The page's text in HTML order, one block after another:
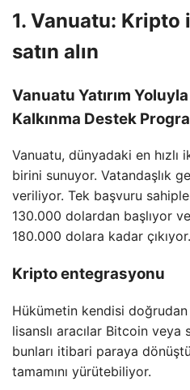
1. Vanuatu: Kripto
satın alın
Vanuatu Yatırım
Kalkınma Destek
Vanuatu, dünyadaki en
birini sunuyor. Vatandaşlık
veriliyor. Tek başvuru
130.000 dolardan başlıyor
180.000 dolara kadar çıkıyor.
Kripto entegrasyonu
Hükümetin kendisi
lisanslı aracılar Bitcoin
bunları itibari paraya
tamamını yürütebiliyor.